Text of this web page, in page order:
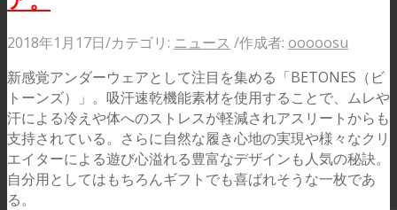
2018年1月17日/カテゴリ: ニュース /作成者: ooooosu
新感覚アンダーウェアとして注目を集める「BETONES（ビ
トーンズ）」。吸汗速乾機能素材を使用することで、ムレや
汗による冷えや体へのストレスが軽減されアスリートからも
支持されている。さらに自然な履き心地の実現や様々なクリ
エイターによる遊び心溢れる豊富なデザインも人気の秘訣。
自分用としてはもちろんギフトでも喜ばれそうな一枚であ
る。